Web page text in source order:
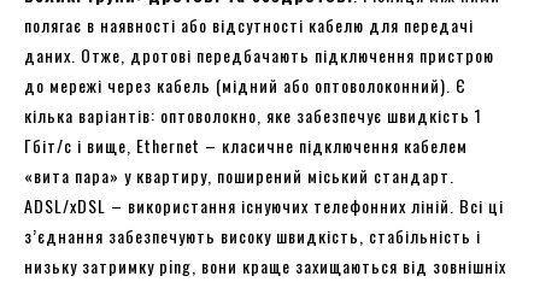
полягає в наявності або відсутності кабелю для передачі
даних. Отже, дротові передбачають підключення пристрою
до мережі через кабель (мідний або оптоволоконний). Є
кілька варіантів: оптоволокно, яке забезпечує швидкість 1
Гбіт/с і вище, Ethernet – класичне підключення кабелем
«вита пара» у квартиру, поширений міський стандарт.
ADSL/xDSL – використання існуючих телефонних ліній. Всі ці
з’єднання забезпечують високу швидкість, стабільність і
низьку затримку ping, вони краще захищаються від зовнішніх